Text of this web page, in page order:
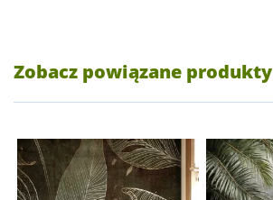
Zobacz powiązane produkty